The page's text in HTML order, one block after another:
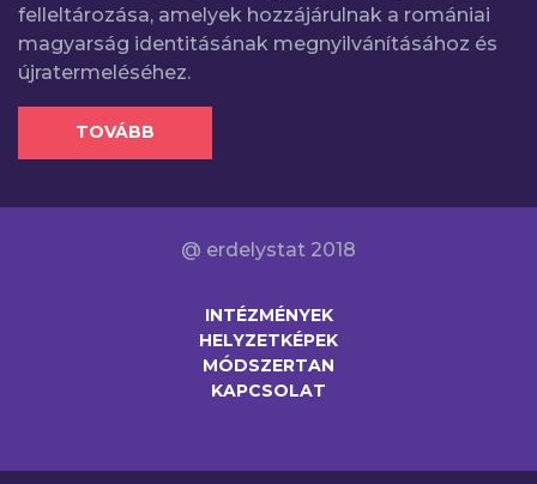
felleltározása, amelyek hozzájárulnak a romániai
magyarság identitásának megnyilvánításához és
újratermeléséhez.
TOVÁBB
@ erdelystat 2018
INTÉZMÉNYEK
HELYZETKÉPEK
MÓDSZERTAN
KAPCSOLAT